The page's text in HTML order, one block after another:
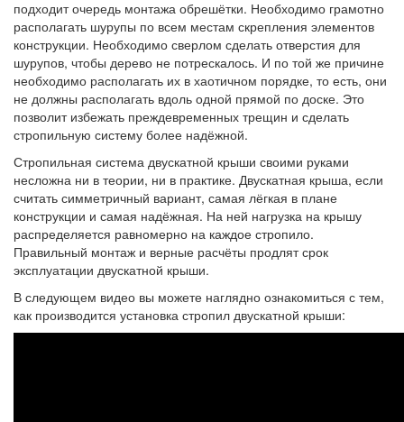
подходит очередь монтажа обрешётки. Необходимо грамотно
располагать шурупы по всем местам скрепления элементов
конструкции. Необходимо сверлом сделать отверстия для
шурупов, чтобы дерево не потрескалось. И по той же причине
необходимо располагать их в хаотичном порядке, то есть, они
не должны располагать вдоль одной прямой по доске. Это
позволит избежать преждевременных трещин и сделать
стропильную систему более надёжной.
Стропильная система двускатной крыши своими руками
несложна ни в теории, ни в практике. Двускатная крыша, если
считать симметричный вариант, самая лёгкая в плане
конструкции и самая надёжная. На ней нагрузка на крышу
распределяется равномерно на каждое стропило.
Правильный монтаж и верные расчёты продлят срок
эксплуатации двускатной крыши.
В следующем видео вы можете наглядно ознакомиться с тем,
как производится установка стропил двускатной крыши: